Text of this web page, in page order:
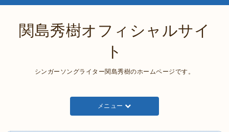
関島秀樹オフィシャルサイ
ト
シンガーソングライター関島秀樹のホームページです。
メニュー